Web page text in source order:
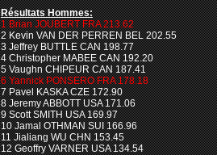
Résultats Hommes:
1 Brian JOUBERT FRA 213.62
2 Kevin VAN DER PERREN BEL 202.55
3 Jeffrey BUTTLE CAN 198.77
4 Christopher MABEE CAN 192.20
5 Vaughn CHIPEUR CAN 187.41
6 Yannick PONSERO FRA 178.18
7 Pavel KASKA CZE 172.90
8 Jeremy ABBOTT USA 171.06
9 Scott SMITH USA 169.97
10 Jamal OTHMAN SUI 166.96
11 Jialiang WU CHN 153.45
12 Geoffry VARNER USA 134.54